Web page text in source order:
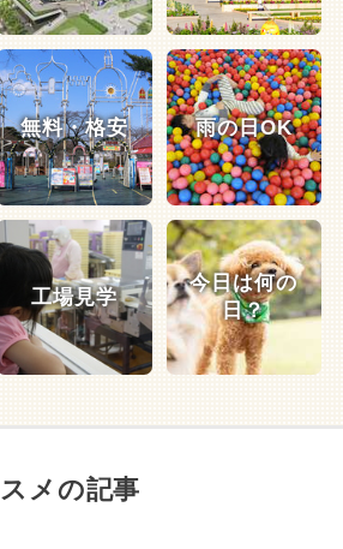
無料・格安 雨の日OK
工場見学
今日は何の
日？
メの記事